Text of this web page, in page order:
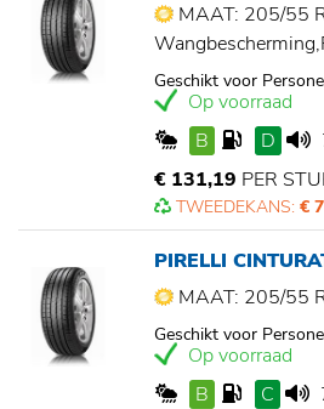
MAAT: 205/55
Geschikt voor
Op voorraad
B
D
€ 131,19 PER
TWEEDEKANS: €
PIRELLI
MAAT: 205/55
Geschikt voor
Op voorraad
B
C